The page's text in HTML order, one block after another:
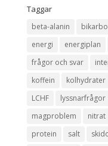
Taggar
beta-alanin
energi
energiplan
frågor och svar
koffein
kolhydrater
LCHF
lyssnarfrågor
magproblem
nitrat
protein
salt